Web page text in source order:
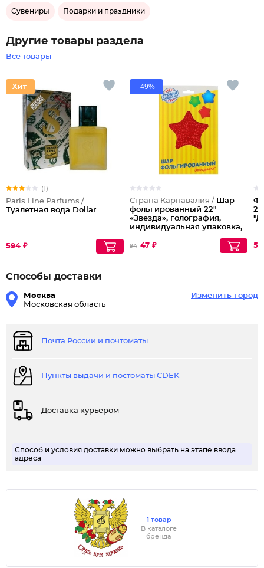
Сувениры Подарки и праздники
Другие товары раздела
Все товары
(1)
Paris Line Parfums /
Туалетная вода Dollar
594 ₽
-49%
Страна Карнавалия / Шар
фольгированный 22"
«Звезда», голография,
индивидуальная упаковка,
94 47 ₽
Способы доставки
Москва
Московская область
Изменить город
Почта России и почтоматы
Пункты выдачи и постоматы CDEK
Доставка курьером
Способ и условия доставки можно выбрать на этапе ввода
адреса
1 товар
В каталоге
бренда